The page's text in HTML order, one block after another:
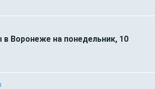
в Воронеже на понедельник, 10